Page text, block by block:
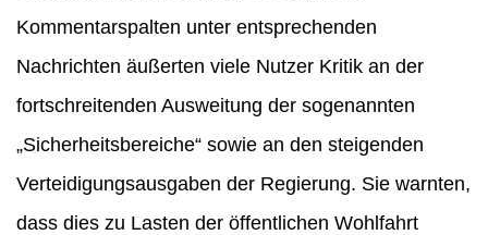
Kommentarspalten unter entsprechenden
Nachrichten äußerten viele Nutzer Kritik an der
fortschreitenden Ausweitung der sogenannten
„Sicherheitsbereiche“ sowie an den steigenden
Verteidigungsausgaben der Regierung. Sie warnten,
dass dies zu Lasten der öffentlichen Wohlfahrt